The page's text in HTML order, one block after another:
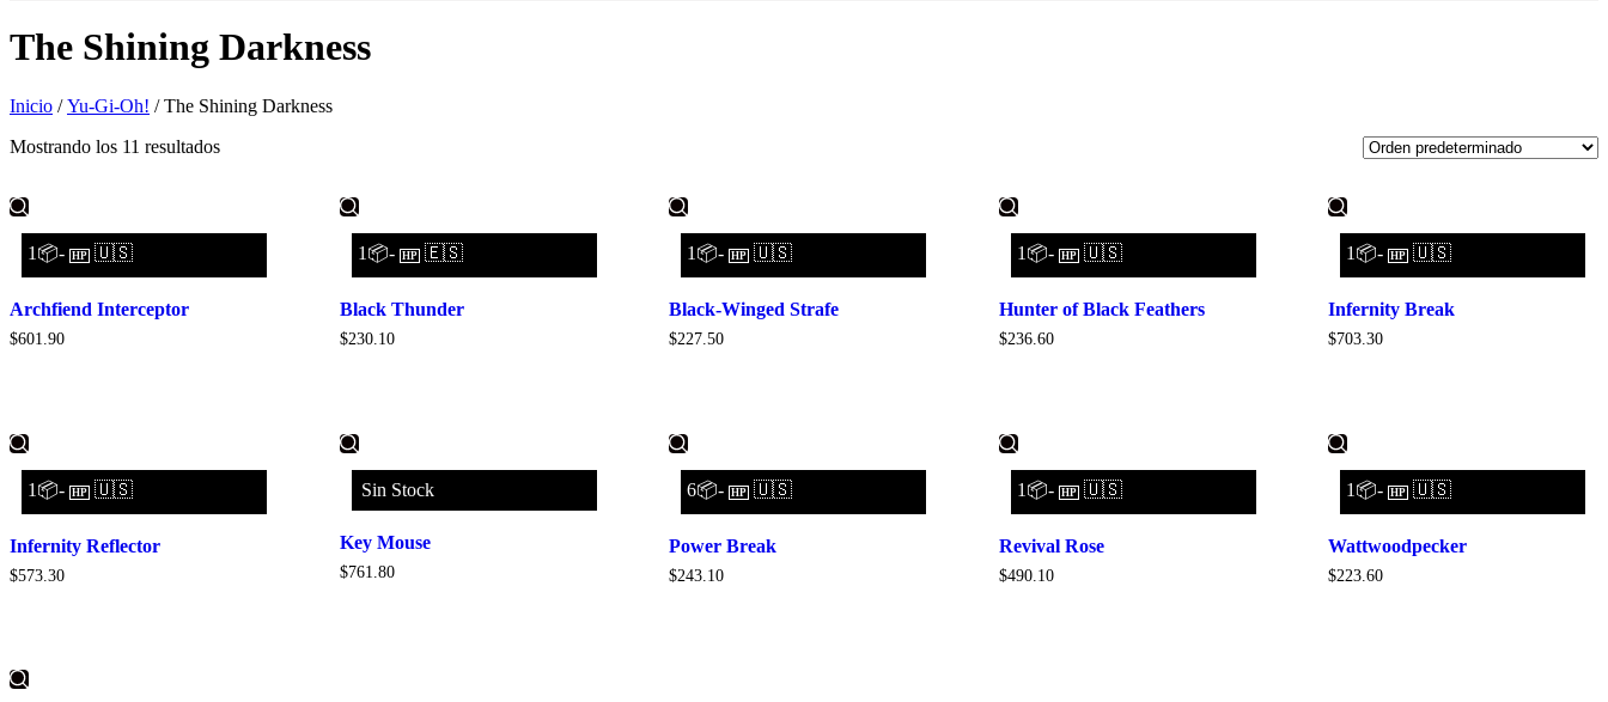
The Shining Darkness
Inicio /Yu-Gi-Oh! / The Shining Darkness
Mostrando los 11 resultados
1📦- HP 🇺🇸
Archfiend Interceptor
$601.90
1📦- HP 🇪🇸
Black Thunder
$230.10
1📦- HP 🇺🇸
Black-Winged Strafe
$227.50
1📦- HP 🇺🇸
Hunter of Black Feathers
$236.60
1📦- HP 🇺🇸
Infernity Break
$703.30
1📦- HP 🇺🇸
Infernity Reflector
$573.30
Sin Stock
Key Mouse
$761.80
6📦- HP 🇺🇸
Power Break
$243.10
1📦- HP 🇺🇸
Revival Rose
$490.10
1📦- HP 🇺🇸
Wattwoodpecker
$223.60